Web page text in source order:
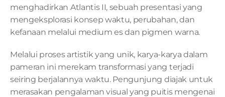
menghadirkan Atlantis II, sebuah presentasi yang
mengeksplorasi konsep waktu, perubahan, dan
kefanaan melalui medium es dan pigmen warna.
Melalui proses artistik yang unik, karya-karya dalam
pameran ini merekam transformasi yang terjadi
seiring berjalannya waktu. Pengunjung diajak untuk
merasakan pengalaman visual yang puitis mengenai